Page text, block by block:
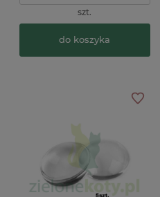
szt.
do koszyka